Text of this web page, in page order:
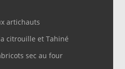
artichauts
citrouille et Tahiné
sec au four